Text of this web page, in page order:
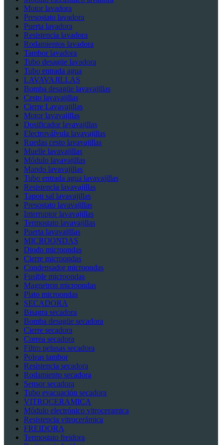
Motor lavadora
Presostato lavadora
Puerta lavadora
Resistencia lavadora
Rodamientos lavadora
Tambor lavadora
Tubo desagüe lavadora
Tubo entrada agua
LAVAVAJILLAS
Bomba desagüe lavavajillas
Cesto lavavajillas
Cierre Lavavajillas
Motor lavavajillas
Dosificador lavavajillas
Electroválvula lavavajillas
Ruedas cesto lavavajillas
Muelle lavavajillas
Módulo lavavajillas
Mando lavavajillas
Tubo entrada agua lavavajillas
Resistencia lavavajillas
Tapon sal lavavajillas
Presostato lavavajillas
Interruptor lavavajillas
Termostato lavavajillas
Puerta lavavajillas
MICROONDAS
Diodo microondas
Cierre microondas
Condensador microondas
Fusible microondas
Magnetron microondas
Plato microondas
SECADORA
Bisagra secadora
Bomba desagüe secadora
Cierre secadora
Correa secadora
Filtro pelusas secadora
Poleas tambor
Resistencia secadora
Rodamiento secadora
Sensor secadora
Tubo evacuación secadora
VITROCERAMICA
Módulo electrónico vitroceramica
Resistencia vitrocerámica
FREIDORA
Termostato freidora